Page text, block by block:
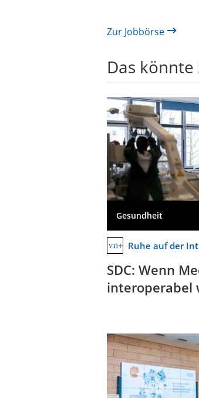
Zur Jobbörse
Das
Gesundheit
Ruhe auf der
SDC: Wenn
interoperabel